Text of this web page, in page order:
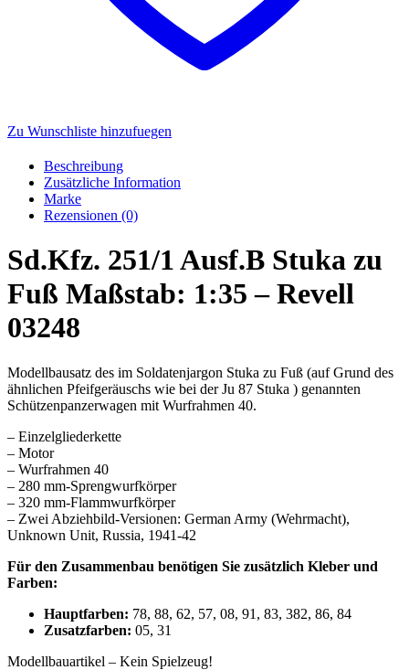
Zu Wunschliste hinzufuegen
Beschreibung
Zusätzliche Information
Marke
Rezensionen (0)
Sd.Kfz. 251/1 Ausf.B Stuka zu
Fuß Maßstab: 1:35 – Revell
03248
Modellbausatz des im Soldatenjargon Stuka zu Fuß (auf Grund des
ähnlichen Pfeifgeräuschs wie bei der Ju 87 Stuka ) genannten
Schützenpanzerwagen mit Wurfrahmen 40.
– Einzelgliederkette
– Motor
– Wurfrahmen 40
– 280 mm-Sprengwurfkörper
– 320 mm-Flammwurfkörper
– Zwei Abziehbild-Versionen: German Army (Wehrmacht),
Unknown Unit, Russia, 1941-42
Für den Zusammenbau benötigen Sie zusätzlich Kleber und
Farben:
Hauptfarben: 78, 88, 62, 57, 08, 91, 83, 382, 86, 84
Zusatzfarben: 05, 31
Modellbauartikel – Kein Spielzeug!